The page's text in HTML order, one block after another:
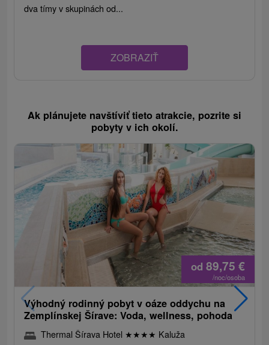
dva tímy v skupinách od...
ZOBRAZIŤ
Ak plánujete navštíviť tieto atrakcie, pozrite si
pobyty v ich okolí.
od 89,75€
/noc/osoba
Výhodný rodinný pobyt v oáze oddychu na
Zemplínskej Šírave: Voda, wellness, pohoda
Thermal Šírava Hotel ★★★★ Kaluža